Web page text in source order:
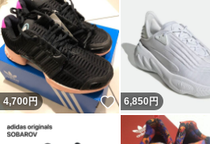
4,700円 いいね！
6,850 円